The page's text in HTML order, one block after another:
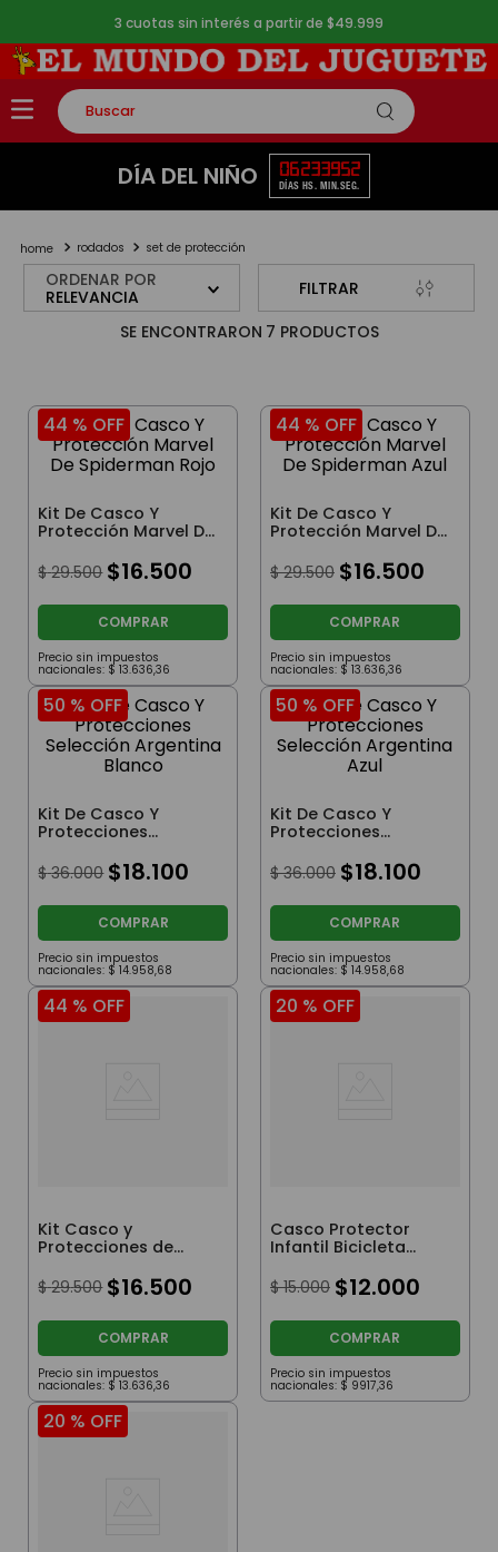
3 cuotas sin interés a partir de $49.999
Buscar
TÉRMINOS MÁS BUSCADOS
3.
peluche
4.
monopatin
DÍA DEL NIÑO 06
DÍAS
23
HS.
39
MIN.
52
SEG.
rodados set de protección
ORDENAR POR
RELEVANCIA
FILTRAR
7 PRODUCTOS
44 % OFF
Kit De Casco Y
Protección Marvel De
$ 29.500 $16.500
COMPRAR
Precio sin impuestos
nacionales: $ 13.636,36
44 % OFF
Kit De Casco Y
Protección Marvel De
$ 29.500 $16.500
COMPRAR
Precio sin impuestos
nacionales: $ 13.636,36
50 % OFF
Kit De Casco Y
Protecciones
Blanco
$ 36.000 $18.100
COMPRAR
Precio sin impuestos
nacionales: $ 14.958,68
50 % OFF
Kit De Casco Y
Protecciones
Azul
$ 36.000 $18.100
COMPRAR
Precio sin impuestos
nacionales: $ 14.958,68
44 % OFF
Kit Casco y
Protecciones de
Turquesa
$ 29.500 $16.500
COMPRAR
Precio sin impuestos
nacionales: $ 13.636,36
20 % OFF
Casco Protector
Infantil Bicicleta
Rojo
$ 15.000 $12.000
COMPRAR
Precio sin impuestos
nacionales: $ 9917,36
20 % OFF